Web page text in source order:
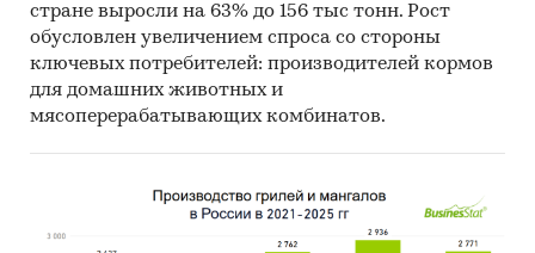
стране выросли на 63% до 156 тыс тонн. Рост
обусловлен увеличением спроса со стороны
ключевых потребителей: производителей кормов
для домашних животных и
мясоперерабатывающих комбинатов.